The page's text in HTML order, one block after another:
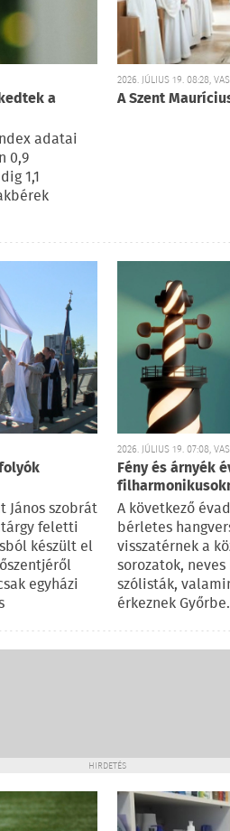
a
adatai
0,9
1,1
2026. JÚLIUS 19. 08:28,
A Szent
János szobrát
feletti
készült el
egyházi
2026. JÚLIUS 19. 07:08,
Fény és árnyék
A következő
bérletes
visszatérnek a
sorozatok,
szólisták,
érkeznek Győrbe.
HIRDETÉS